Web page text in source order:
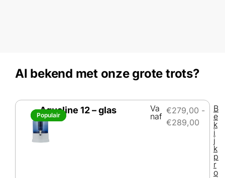
Al bekend met onze grote trots?
Populair
Populair
Aqualine 12 – glas
Va
naf
€279,00 -
€289,00
B
e
k
i
j
k
p
r
o